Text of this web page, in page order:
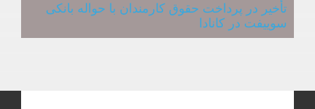
تأخیر در پرداخت حقوق کارمندان با حواله بانکی
سوییفت در کانادا